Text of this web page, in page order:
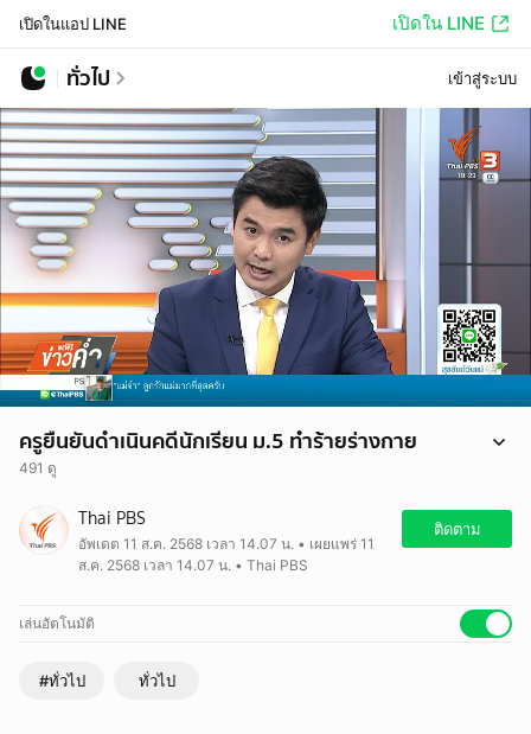
เปิดในแอป LINE เปิดใน LINE
ทั่วไป เข้าสู่ระบบ
ครูยืนยันดำเนินคดีนักเรียน ม.5 ทำร้ายร่างกาย
491 ดู
ทำร้ายร่างกายบาดเจ็บ ล่าสุด พนักงานสอบสวนเตรียมเรียกครูให้ปากคำ
โดยมีรายงานว่าสาเหตุการก่อเหตุอาจมาจากเรื่องคะแนนสอบกลางภาค
Thai PBS
อัพเดต 11 ส.ค. 2568 เวลา 14.07 น. • เผยแพร่ 11
ส.ค. 2568 เวลา 14.07 น. • Thai PBS
ติดตาม
เล่นอัตโนมัติ
#ทั่วไป ทั่วไป